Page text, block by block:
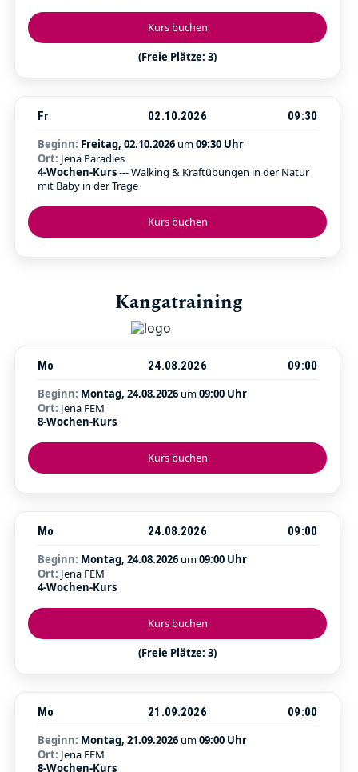
Kurs buchen
(Freie Plätze: 3)
Kurs buchen
Fr 02.10.2026
09:30
Beginn: Freitag, 02.10.2026 um09:30 Uhr
Ort: Jena Paradies
4-Wochen-Kurs--- Walking & Kraftübungen in der Natur
mit Baby in der Trage
Kangatraining
Kurs buchen
Mo 24.08.2026
09:00
Beginn: Montag, 24.08.2026 um09:00 Uhr
Ort: Jena FEM
8-Wochen-Kurs
Kurs buchen
(Freie Plätze: 3)
Mo 24.08.2026
09:00
Beginn: Montag, 24.08.2026 um09:00 Uhr
Ort: Jena FEM
4-Wochen-Kurs
Mo 21.09.2026
09:00
Beginn: Montag, 21.09.2026 um09:00 Uhr
Ort: Jena FEM
8-Wochen-Kurs